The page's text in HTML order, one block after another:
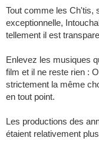
Tout comme les Ch'tis,
exceptionnelle,
tellement il est
Enlevez les musiques
film et il ne reste rien :
strictement la même
en tout point.
Les productions des
étaient relativement